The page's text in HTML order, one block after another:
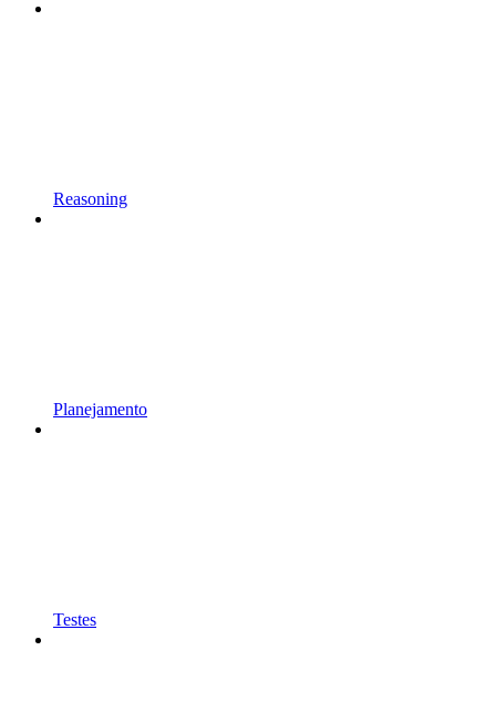
Reasoning
Planejamento
Testes